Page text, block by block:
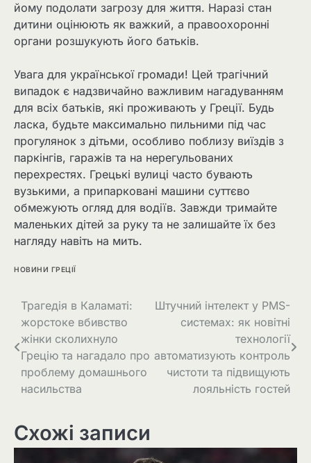
йому подолати загрозу для життя. Наразі стан
дитини оцінюють як важкий, а правоохоронні
органи розшукують його батьків.
Увага для української громади! Цей трагічний
випадок є надзвичайно важливим нагадуванням
для всіх батьків, які проживають у Греції. Будь
ласка, будьте максимально пильними під час
прогулянок з дітьми, особливо поблизу виїздів з
паркінгів, гаражів та на нерегульованих
перехрестях. Грецькі вулиці часто бувають
вузькими, а припарковані машини суттєво
обмежують огляд для водіїв. Завжди тримайте
маленьких дітей за руку та не залишайте їх без
нагляду навіть на мить.
НОВИНИ ГРЕЦІЇ
Трагедія в Каламаті:
жорстоке вбивство
жінки сколихнуло
Грецію та нагадало про
проблему домашнього
насильства
Штучний інтелект у PMS-
системах: як новітні
технології
автоматизують контроль
чистоти та підвищують
лояльність гостей
Схожі записи